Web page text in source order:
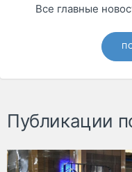
Все главные
Публикации